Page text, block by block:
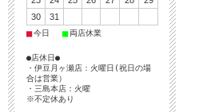
30
31
■今日 ■両店休業
●店休日●
・伊豆月ヶ瀬店：火曜日(祝日の場
合は営業）
・三島本店：火曜
※不定休あり